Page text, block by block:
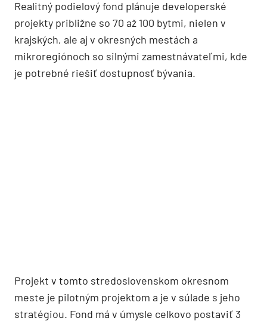
Realitný podielový fond plánuje developerské
projekty približne so 70 až 100 bytmi, nielen v
krajských, ale aj v okresných mestách a
mikroregiónoch so silnými zamestnávateľmi, kde
je potrebné riešiť dostupnosť bývania.
Projekt v tomto stredoslovenskom okresnom
meste je pilotným projektom a je v súlade s jeho
stratégiou. Fond má v úmysle celkovo postaviť 3